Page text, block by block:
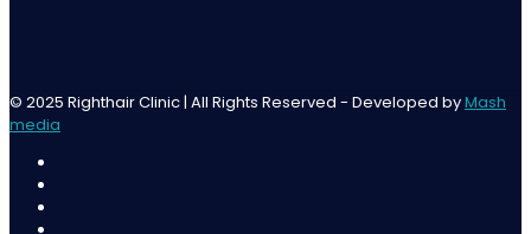
© 2025 Righthair Clinic | All Rights Reserved - Developed byMash
media